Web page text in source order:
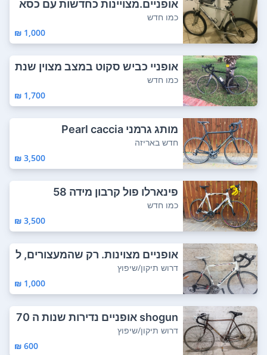
אופניים.מצויינות כחדשות עם כסא
לילד מאח...
כמו חדש
1,000 ₪
אופניי כביש סקוט במצב מצוין שנת
2019 דגם...
כמו חדש
1,700 ₪
מותג גרמני Pearl caccia
חדש באריזה
3,500 ₪
פינארלו פול קרבון מידה 58
כמו חדש
3,500 ₪
אופניים מצוינות. רק שהמעצורים, ל
א מצ...
דרוש תיקון/שיפוץ
1,000 ₪
shogun אופניים נדירות שנות ה 70
דרוש החל...
דרוש תיקון/שיפוץ
600 ₪